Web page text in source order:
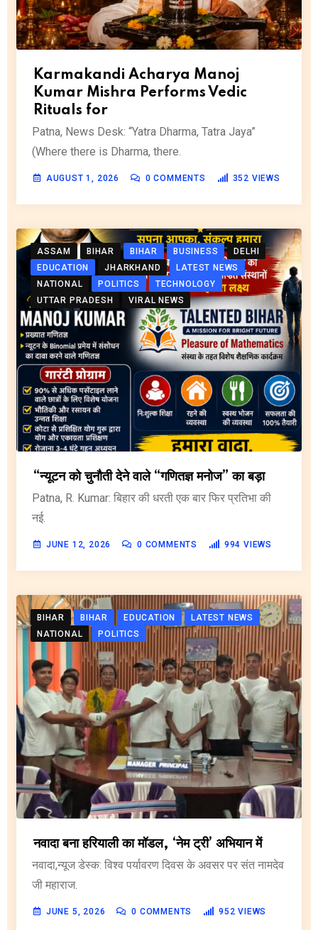
Karmakandi Acharya Manoj
Kumar Mishra Performs Vedic
Rituals for
Patna, News Desk: “Yatra Dharma, Tatra Jaya”
(Where there is Dharma, there.
AUGUST 1, 2026 0 COMMENTS 352 VIEWS
ASSAM BIHAR BIHAR BUSINESS
DELHI
EDUCATION
JHARKHAND
LATEST NEWS
NATIONAL
POLITICS
TECHNOLOGY
UTTAR PRADESH
VIRAL NEWS
“न्यूटन को चुनौती देने वाले “गणितज्ञ मनोज” का बड़ा
Patna, R. Kumar: बिहार की धरती एक बार फिर प्रतिभा की
नई.
JUNE 12, 2026 0 COMMENTS 994 VIEWS
BIHAR BIHAR EDUCATION
LATEST NEWS
NATIONAL
POLITICS
नवादा बना हरियाली का मॉडल, ‘नेम ट्री’ अभियान में
नवादा,न्यूज डेस्क: विश्व पर्यावरण दिवस के अवसर पर संत नामदेव
जी महाराज.
JUNE 5, 2026 0 COMMENTS 952 VIEWS